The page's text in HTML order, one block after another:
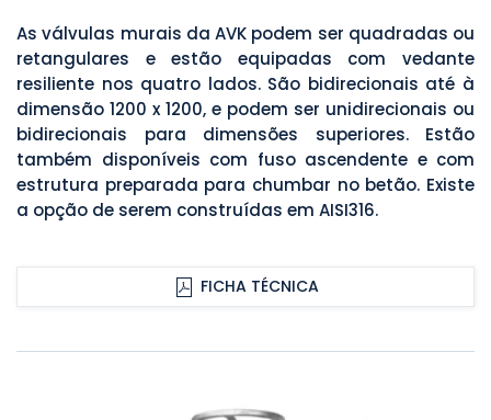
As válvulas murais da AVK podem ser quadradas ou
retangulares e estão equipadas com vedante
resiliente nos quatro lados. São bidirecionais até à
dimensão 1200 x 1200, e podem ser unidirecionais ou
bidirecionais para dimensões superiores. Estão
também disponíveis com fuso ascendente e com
estrutura preparada para chumbar no betão. Existe
a opção de serem construídas em AISI316.
FICHA TÉCNICA